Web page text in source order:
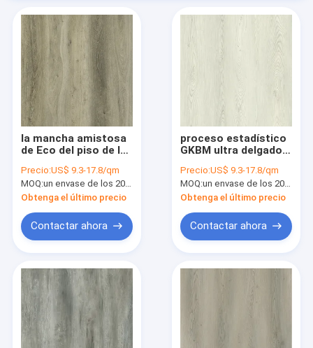
la mancha amistosa
de Eco del piso de la
proceso estadístico
de 5m m resistente
no desliza GKBM FT-
W29170-4
Precio:US$ 9.3-17.8/qm
MOQ:un envase de los 20FT, o 2500 metros cuadrados;
Obtenga el último precio
Contactar ahora
proceso estadístico
GKBM ultra delgado a
W29159-2 de la raspa
de arenque de 7x48”
5m m
Precio:US$ 9.3-17.8/qm
MOQ:un envase de los 20FT, o 2500 metros cuadrados;
Obtenga el último precio
Contactar ahora